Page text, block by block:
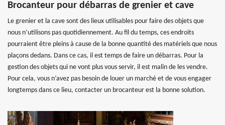
Brocanteur pour débarras de grenier et cave
Le grenier et la cave sont des lieux utilisables pour faire des objets que
nous n’utilisons pas quotidiennement. Au fil du temps, ces endroits
pourraient être pleins à cause de la bonne quantité des matériels que nous
plaçons dedans. Dans ce cas, il est temps de faire un débarras. Pour la
gestion des objets qui ne vont plus vous servir, il est malin de les vendre.
Pour cela, vous n’avez pas besoin de louer un marché et de vous engager
longtemps dans ce lieu, contacter un brocanteur est la bonne solution.